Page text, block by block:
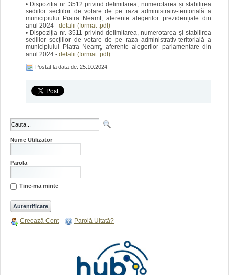
• Dispoziția nr. 3512 privind delimitarea, numerotarea și stabilirea
sediilor secțiilor de votare de pe raza administrativ-teritorială a
municipiului Piatra Neamț, aferente alegerilor prezidențiale din
anul 2024 - detalii (format .pdf)
• Dispoziția nr. 3511 privind delimitarea, numerotarea și stabilirea
sediilor secțiilor de votare de pe raza administrativ-teritorială a
municipiului Piatra Neamț, aferente alegerilor parlamentare din
anul 2024 - detalii (format .pdf)
Postat la data de: 25.10.2024
Nume Utilizator
Parola
Tine-ma minte
Creează Cont Parolă Uitată?